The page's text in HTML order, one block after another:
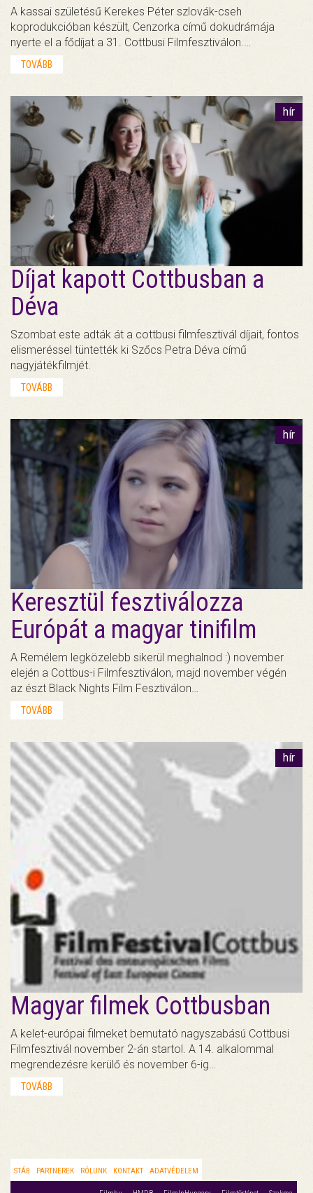
A kassai születésű Kerekes Péter szlovák-cseh
koprodukcióban készült, Cenzorka című dokudrámája
nyerte el a fődíjat a 31. Cottbusi Filmfesztiválon.…
TOVÁBB
hír
Díjat kapott Cottbusban a
Déva
Szombat este adták át a cottbusi filmfesztivál díjait, fontos
elismeréssel tüntették ki Szőcs Petra Déva című
nagyjátékfilmjét.
TOVÁBB
hír
Keresztül fesztiválozza
Európát a magyar tinifilm
A Remélem legközelebb sikerül meghalnod :) november
elején a Cottbus-i Filmfesztiválon, majd november végén
az észt Black Nights Film Fesztiválon…
TOVÁBB
hír
Magyar filmek Cottbusban
A kelet-európai filmeket bemutató nagyszabású Cottbusi
Filmfesztivál november 2-án startol. A 14. alkalommal
megrendezésre kerülő és november 6-ig…
TOVÁBB
STÁB PARTNEREK RÓLUNK KONTAKT ADATVÉDELEM